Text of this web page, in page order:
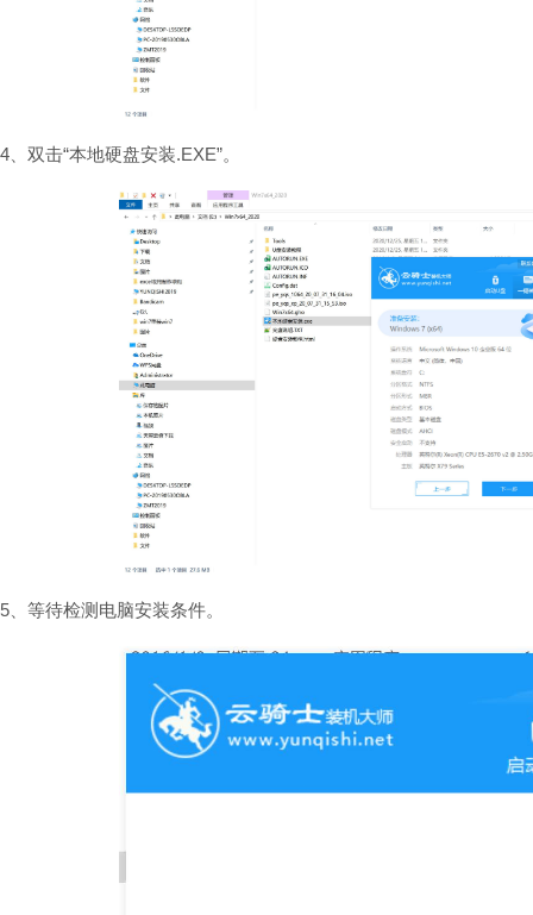
4、双击“本地硬盘安装.EXE”。
5、等待检测电脑安装条件。